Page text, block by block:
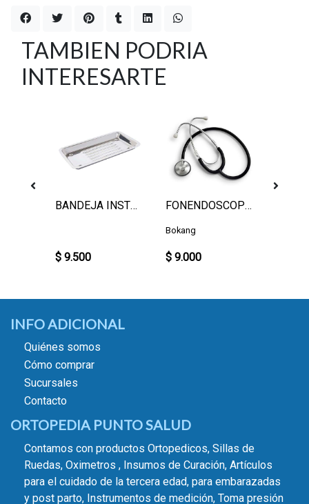
TAMBIEN PODRIA
INTERESARTE
BANDEJA INSTRUMENTAL
$ 9.500
FONENDOSCOPIO CAMPANA SIMPLE
Bokang
$ 9.000
INFO ADICIONAL
Quiénes somos
Cómo comprar
Sucursales
Contacto
ORTOPEDIA PUNTO SALUD
Contamos con productos Ortopedicos, Sillas de
Ruedas, Oximetros , Insumos de Curación, Artículos
para el cuidado de la tercera edad, para embarazadas
y post parto, Instrumentos de medición, Toma presión